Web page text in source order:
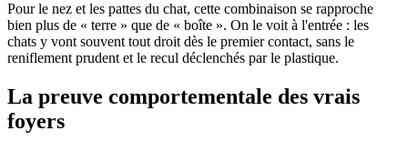
Pour le nez et les pattes du chat, cette combinaison se rapproche
bien plus de « terre » que de « boîte ». On le voit à l'entrée : les
chats y vont souvent tout droit dès le premier contact, sans le
reniflement prudent et le recul déclenchés par le plastique.
La preuve comportementale des vrais
foyers